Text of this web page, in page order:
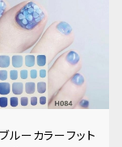
ルーカラーフット